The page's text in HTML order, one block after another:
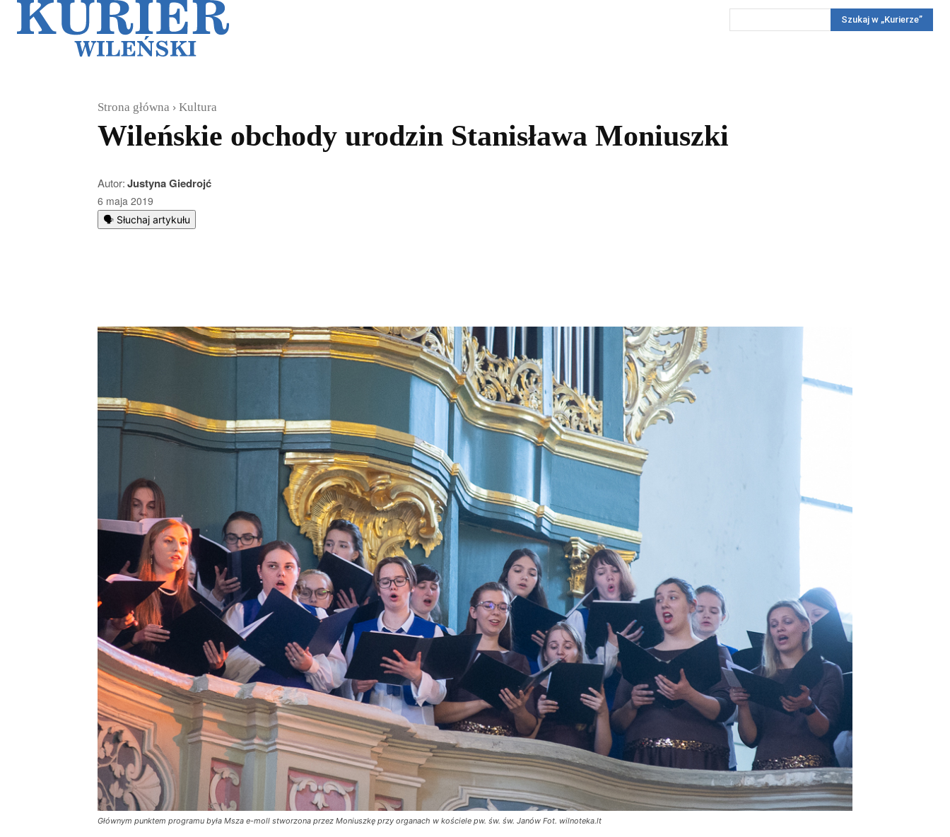
Reportaż KonkursyWięcej
Szukaj w „Kurierze”
Strona główna Kultura
Wileńskie obchody urodzin Stanisława Moniuszki
Autor:Justyna Giedrojć
6 maja 2019
🗣️ Słuchaj artykułu
Głównym punktem programu była Msza e-moll stworzona przez Moniuszkę przy organach w kościele pw. św. św. Janów Fot. wilnoteka.lt